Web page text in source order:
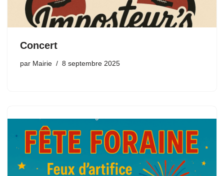
Concert
par Mairie 8 septembre 2025